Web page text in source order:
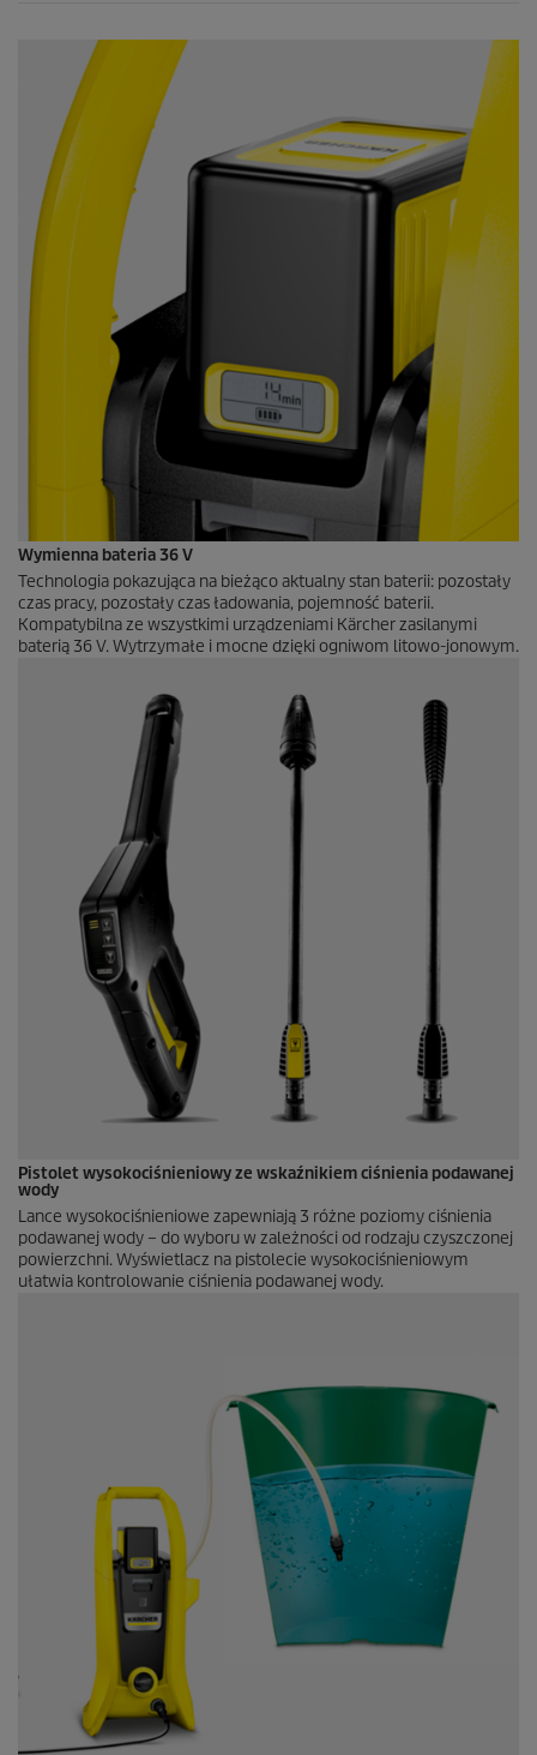
Wymienna bateria 36 V
Technologia pokazująca na bieżąco aktualny stan baterii: pozostały
czas pracy, pozostały czas ładowania, pojemność baterii.
Kompatybilna ze wszystkimi urządzeniami Kärcher zasilanymi
baterią 36 V. Wytrzymałe i mocne dzięki ogniwom litowo-jonowym.
Pistolet wysokociśnieniowy ze wskaźnikiem ciśnienia podawanej
wody
Lance wysokociśnieniowe zapewniają 3 różne poziomy ciśnienia
podawanej wody – do wyboru w zależności od rodzaju czyszczonej
powierzchni. Wyświetlacz na pistolecie wysokociśnieniowym
ułatwia kontrolowanie ciśnienia podawanej wody.